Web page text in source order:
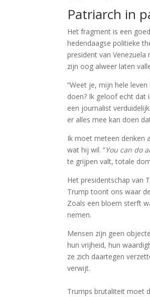
Patriarch in
Het fragment is een
hedendaagse politieke
president van
zijn oog alweer laten
“Weet je, mijn hele
doen? Ik geloof echt dat
een journalist
er alles mee kan doen
Ik moet meteen denken
wat hij wil. “You can do
te grijpen valt, totale
Het presidentschap van
Trump toont ons waar
Zoals een bloem sterft
nemen.
Mensen zijn geen
hun vrijheid, hun
ze zich daartegen
verwijt.
Trumps brutaliteit moet